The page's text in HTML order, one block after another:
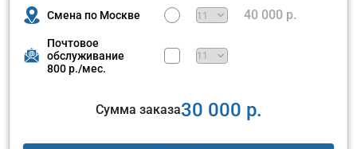
Смена по Москве 40 000 р.
Почтовое
обслуживание
800 р./мес.
Сумма заказа30 000 р.